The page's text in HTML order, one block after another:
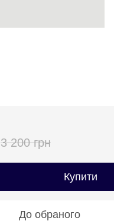
3 200 грн
Купити
До обраного